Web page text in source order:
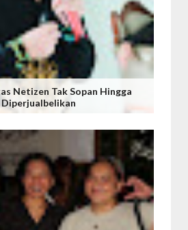
Netizen Tak Sopan Hingga